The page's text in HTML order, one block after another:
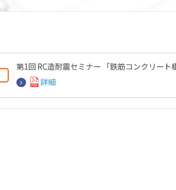
第1回 RC造耐震セミナー 「鉄筋コンクリート
詳細